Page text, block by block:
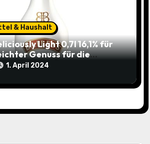
& Haushalt
Light 0,7l 16,1% für
Genuss für die
(ehem. 14,99€)
1. April 2024